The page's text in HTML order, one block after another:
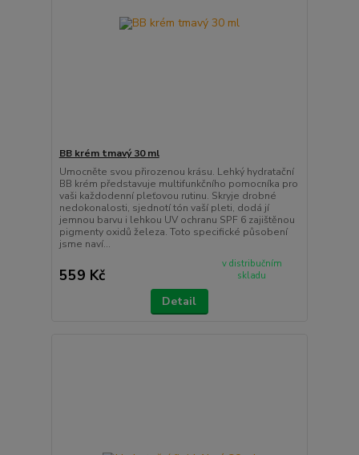
BB krém tmavý 30 ml
Umocněte svou přirozenou krásu. Lehký hydratační
BB krém představuje multifunkčního pomocníka pro
vaši každodenní pleťovou rutinu. Skryje drobné
nedokonalosti, sjednotí tón vaší pleti, dodá jí
jemnou barvu i lehkou UV ochranu SPF 6 zajištěnou
pigmenty oxidů železa. Toto specifické působení
jsme naví...
559 Kč
v distribučním
skladu
Detail